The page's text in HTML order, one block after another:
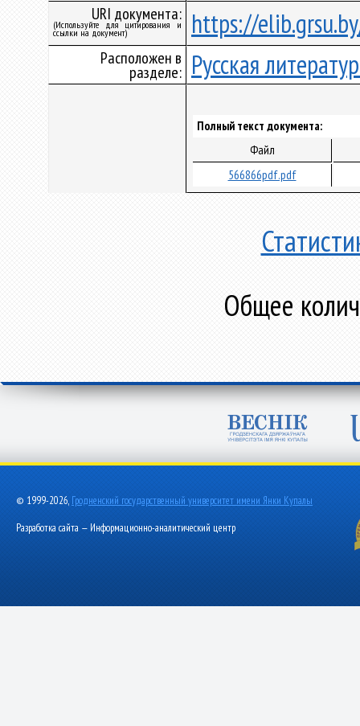
URI документа:
(Используйте для цитирования и
ссылки на документ) https://
Расположен в
разделе: Русская
Полный текст документа:
Файл
566866pdf.pdf
Общее
© 1999-2026, Гродненский государственный университет имени Янки Купалы
Разработка сайта — Информационно-аналитический центр